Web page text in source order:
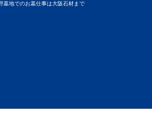
墓地でのお墓仕事は大阪石材まで